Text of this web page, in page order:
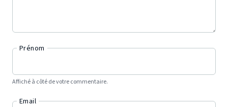
Prénom
Affiché à côté de votre commentaire.
Email